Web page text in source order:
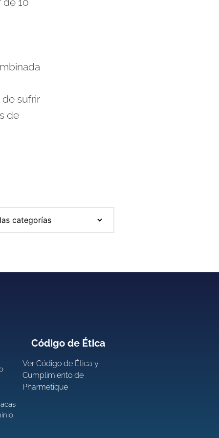
sufrir
de
Código de Ética
VerCódigo de Ética y
Cumplimiento de
Pharmetique